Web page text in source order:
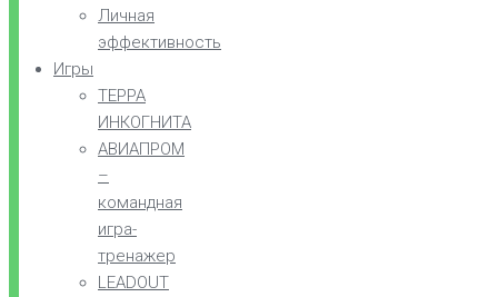
Личная
эффективность
Игры
ТЕРРА
ИНКОГНИТА
АВИАПРОМ
–
командная
игра-
тренажер
LEADOUT